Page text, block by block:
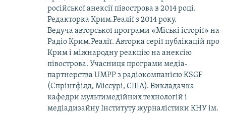
російської анексії півострова в 2014 році.
Редакторка Крим.Реалії з 2014 року.
Ведуча авторської програми «Міські історії» на
Радіо Крим.Реалії. Авторка серії публікацій про
Крим і міжнародну реакцію на анексію
півострова. Учасниця програми медіа-
партнерства UMPP з радіокомпанією KSGF
(Спрінгфілд, Міссурі, США). Викладачка
кафедри мультимедійних технологій і
медіадизайну Інституту журналістики КНУ ім.